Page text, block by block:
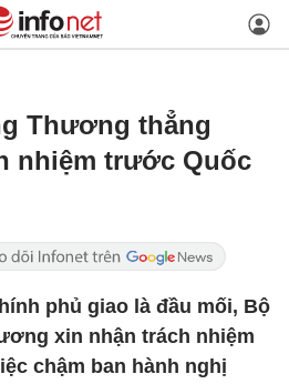
Thương thẳng
nhiệm trước Quốc
phủ giao là đầu mối, Bộ
xin nhận trách nhiệm
chậm ban hành nghị